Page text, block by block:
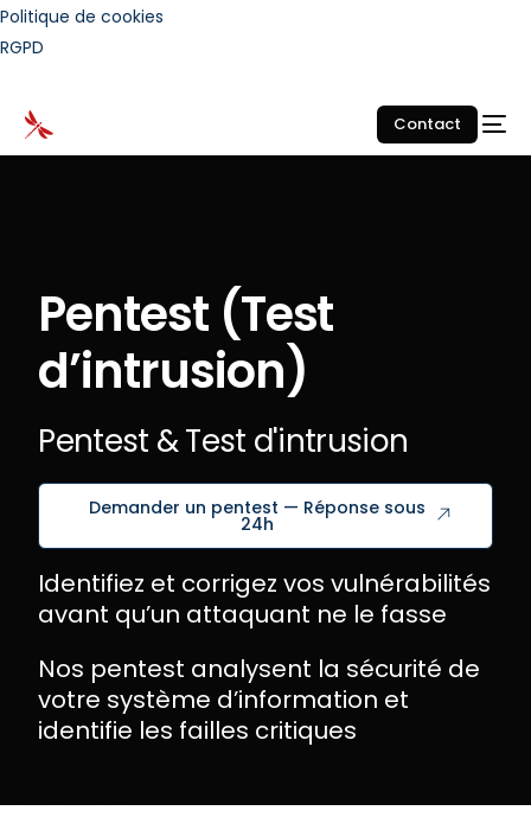
Politique de cookies
RGPD
Contact
Pentest (Test
d’intrusion)
Pentest & Test d'intrusion
Demander un pentest — Réponse sous
24h
Identifiez et corrigez vos vulnérabilités
avant qu’un attaquant ne le fasse
Nos pentest analysent la sécurité de
votre système d’information et
identifie les failles critiques